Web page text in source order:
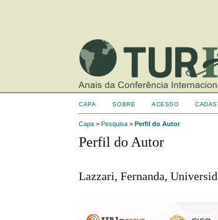
CAPA SOBRE ACESSO
Capa >Pesquisa >Perfil do Autor
Perfil do Autor
Lazzari, Fernanda,